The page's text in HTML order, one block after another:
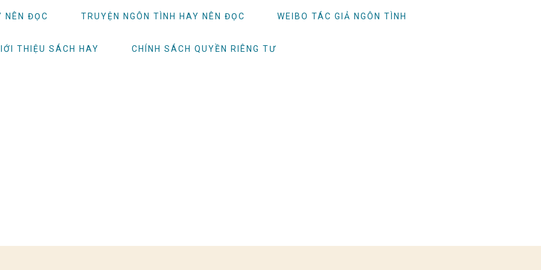
NÊN ĐỌC TRUYỆN NGÔN TÌNH HAY NÊN ĐỌC WEIBO TÁC GIẢ NGÔN TÌNH
THIỆU SÁCH HAY CHÍNH SÁCH QUYỀN RIÊNG TƯ